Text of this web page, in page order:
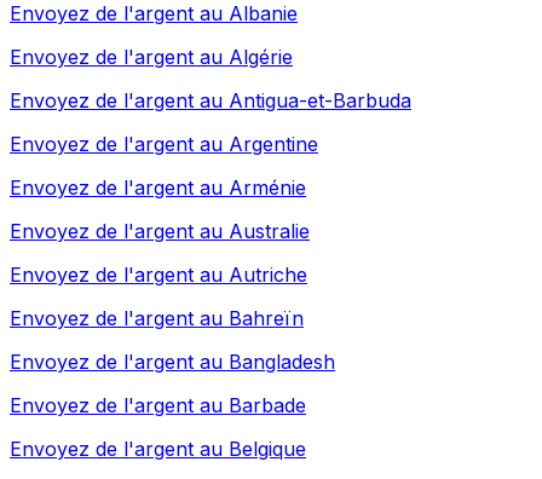
Envoyez de l'argent au Albanie
Envoyez de l'argent au Algérie
Envoyez de l'argent au Antigua-et-Barbuda
Envoyez de l'argent au Argentine
Envoyez de l'argent au Arménie
Envoyez de l'argent au Australie
Envoyez de l'argent au Autriche
Envoyez de l'argent au Bahreïn
Envoyez de l'argent au Bangladesh
Envoyez de l'argent au Barbade
Envoyez de l'argent au Belgique